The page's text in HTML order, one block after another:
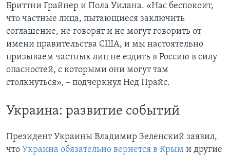
Бриттни Грайнер и Пола Уилана. «Нас беспокоит,
что частные лица, пытающиеся заключить
соглашение, не говорят и не могут говорить от
имени правительства США, и мы настоятельно
призываем частных лиц не ездить в Россию в силу
опасностей, с которыми они могут там
столкнуться», – подчеркнул Нед Прайс.
Украина: развитие событий
Президент Украины Владимир Зеленский заявил,
что Украина обязательно вернется в Крым и другие